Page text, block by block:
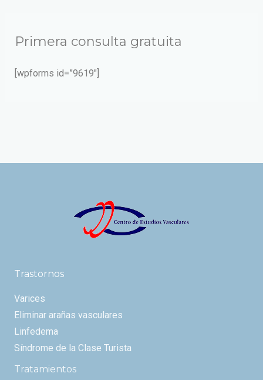
Primera consulta gratuita
[wpforms id=”9619″]
Trastornos
Varices
Eliminar arañas vasculares
Linfedema
Síndrome de la Clase Turista
Tratamientos